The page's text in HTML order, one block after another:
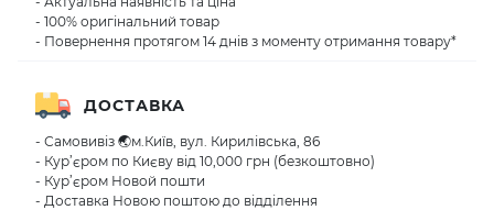
- 100% оригінальний товар
- Повернення протягом 14 днів з моменту отримання товару*
ДОСТАВКА
- Самовивіз 🌏м.Київ, вул. Кирилівська, 86
- Кур’єром по Києву від 10,000 грн (безкоштовно)
- Кур’єром Новой пошти
- Доставка Новою поштою до відділення